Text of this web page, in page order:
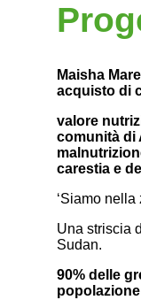
Maisha
acquisto di
valore
comunità di
carestia e
‘Siamo
Una striscia
Sudan.
90% delle